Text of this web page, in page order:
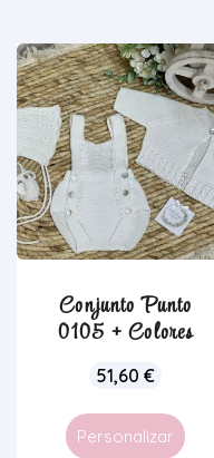
Conjunto Punto
0105 + Colores
51,60 €
Personalizar